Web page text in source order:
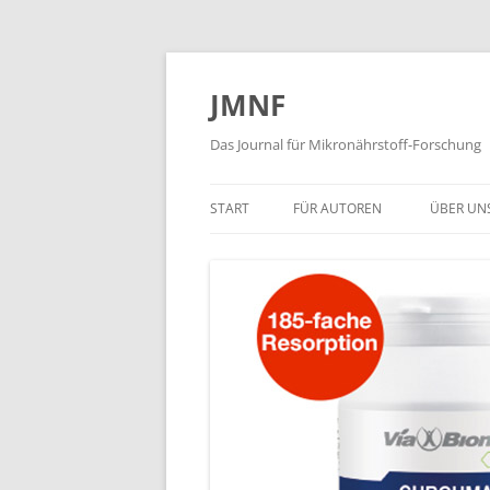
JMNF
Das Journal für Mikronährstoff-Forschung
START FÜR AUTOREN ÜBER